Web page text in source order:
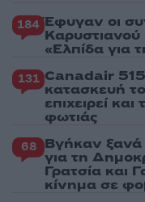
184 Έφυγαν οι
«Ελπίδα για
131 Canadair
κατασκευή
επιχειρεί
φωτιάς
68 Βγήκαν ξανά
για τη
Γρατσία και
κίνημα σε